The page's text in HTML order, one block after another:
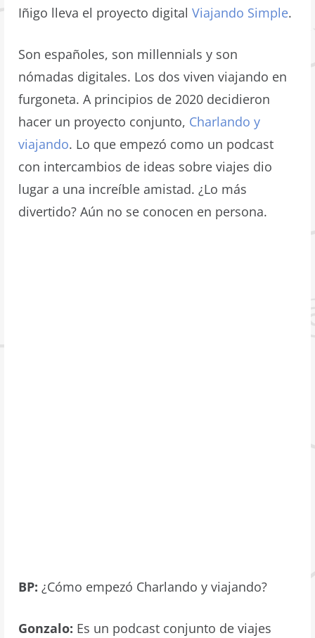
Iñigo lleva el proyecto digitalViajando Simple.
Son españoles, son millennials y son
nómadas digitales. Los dos viven viajando en
furgoneta. A principios de 2020 decidieron
hacer un proyecto conjunto, Charlando y
viajando. Lo que empezó como un podcast
con intercambios de ideas sobre viajes dio
lugar a una increíble amistad. ¿Lo más
divertido? Aún no se conocen en persona.
BP:¿Cómo empezó Charlando y viajando?
Gonzalo: Es un podcast conjunto de viajes